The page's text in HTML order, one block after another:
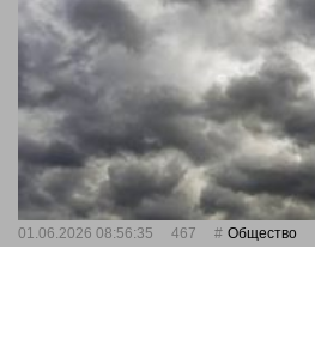
01.06.2026 08:56:35 467 Общество